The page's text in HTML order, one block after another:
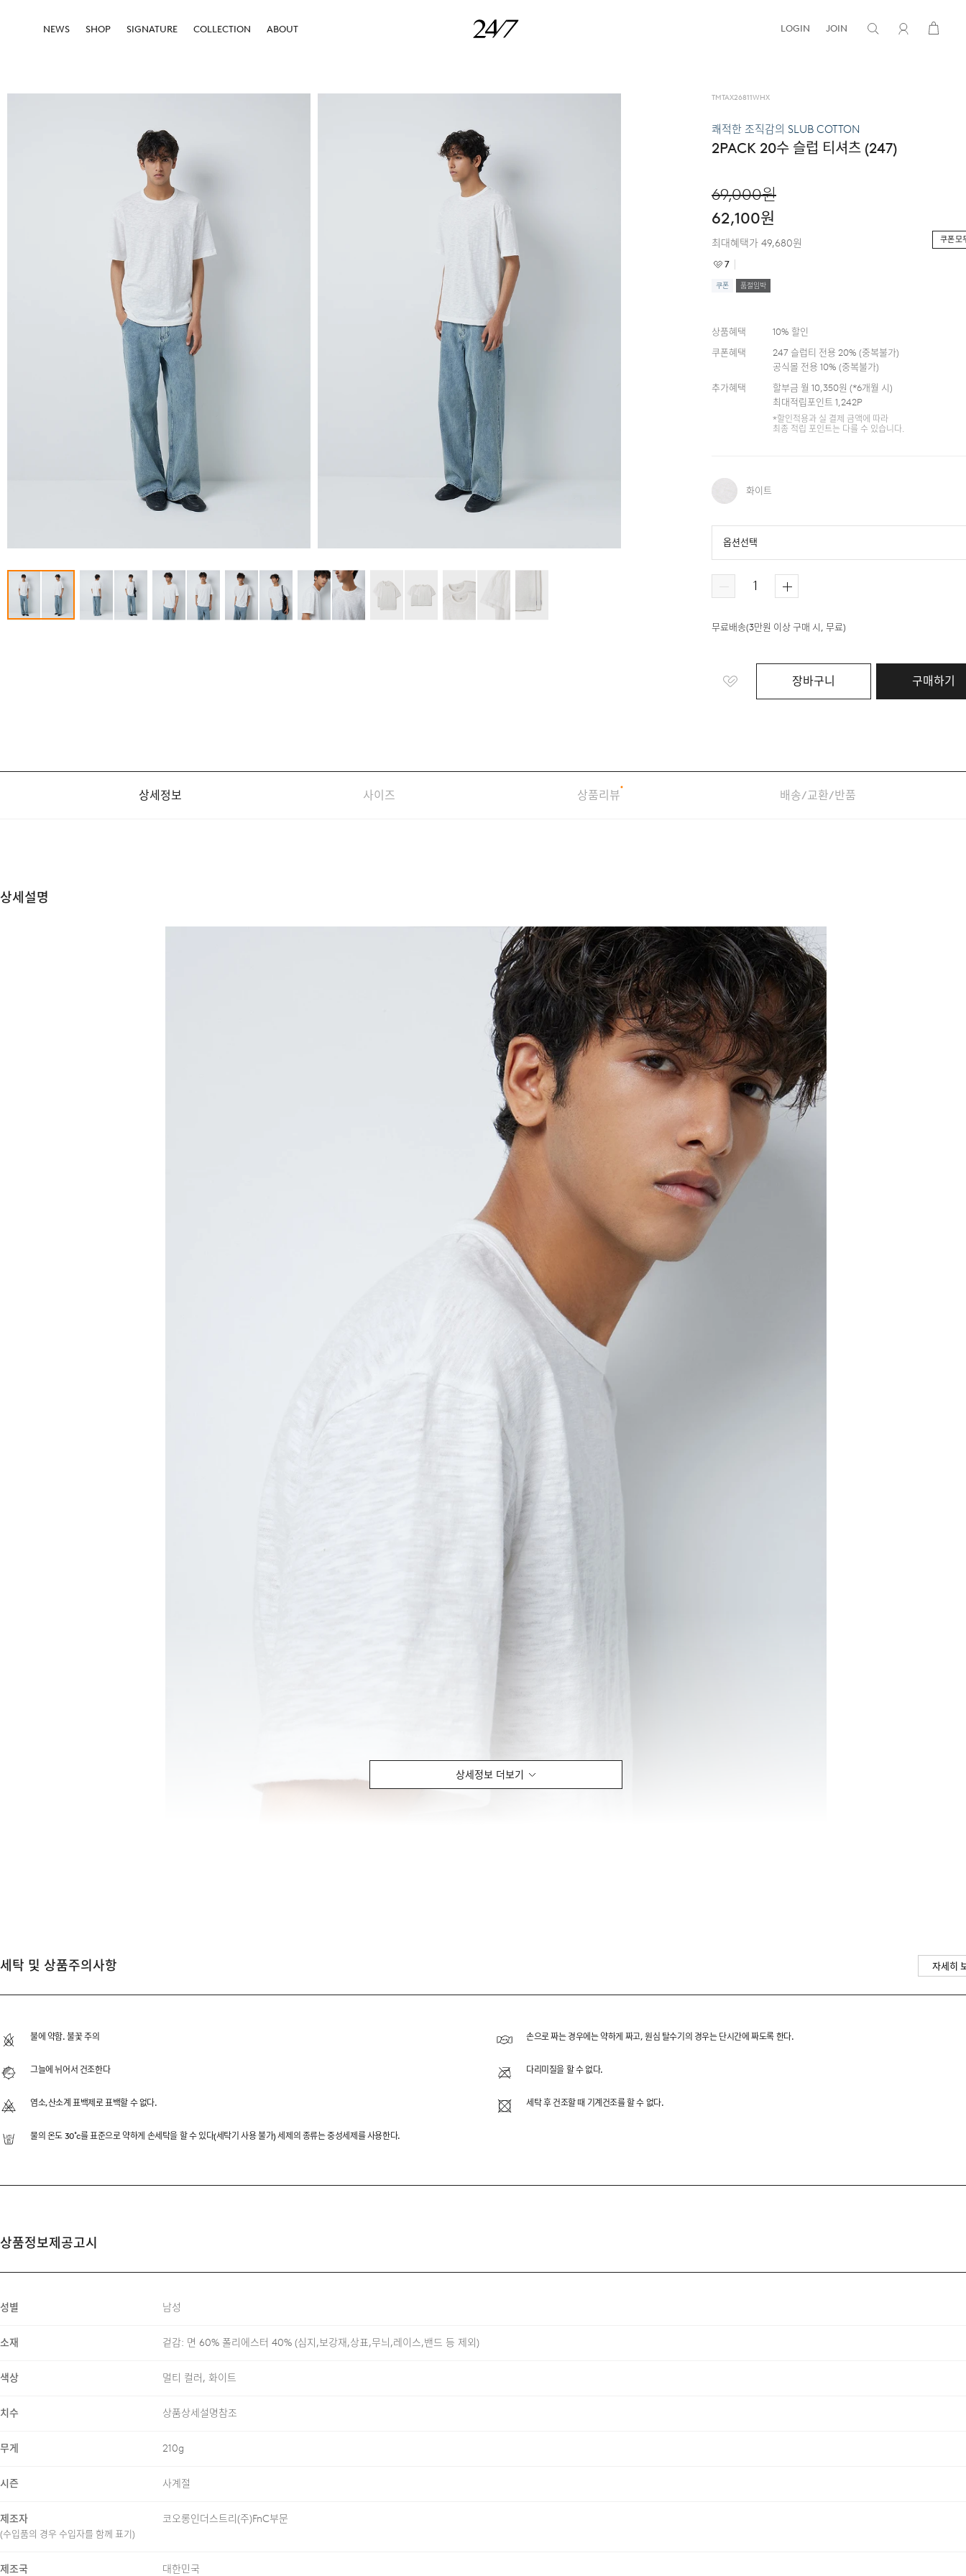
NEWS SHOP SIGNATURE COLLECTION ABOUT LOGIN JOIN
TMTAX26811WHX
쾌적한 조직감의 SLUB COTTON
2PACK 20수 슬럽 티셔츠 (247)
62,100원
69,000원
최대혜택가 49,680원 쿠폰 모
7
쿠폰 품절임박
상품혜택 10% 할인
쿠폰혜택
247 슬럽티 전용 20% (중복불가)
공식몰 전용 10% (중복불가)
추가혜택
할부금 월 10,350원 (*6개월 시)
최대적립포인트 1,242P
*할인적용과 실 결제 금액에 따라
최종 적립 포인트는 다를 수 있습니다.
화이트
화이트 멀티 컬러
옵션선택
무료배송(3만원 이상 구매 시, 무료)
장바구니 구매하기
상세정보 사이즈 상품리뷰 배송/교환/반품
상세정보 더보기
상세설명
자연스러운 조직감이 느껴지는 슬럽 원단을 사용해 단품으로도 밋밋하지 않은 분위기를 전달하며, 부담 없이 매일 활용하기 좋은
BRAND LABEL DETAIL
혼방 소재를 사용해 부드러운 착용감과 안정적인 내구성을 동시에 느끼실 수 있도록 제작했습니다. 코튼, 폴리에스터 혼용으로
착용하셔도 부담 없는 안정적인 실루엣을 유지합니다.
베이직한 반팔 티셔츠 디자인을 기반으로 다양한 스타일에 자연스럽게 활용할 수 있도록 제작했습니다. 전체적으로 편안한
세탁 및 상품주의사항 자세히
불에 약함. 불꽃 주의 손으로 짜는 경우에는 약하게 짜고, 원심 탈수기의 경우는 단시간에 짜도록 한다.
그늘에 뉘어서 건조한다 다리미질을 할 수 없다.
염소,산소계 표백제로 표백할 수 없다. 세탁 후 건조할 때 기계건조를 할 수 없다.
물의 온도 30˚c를 표준으로 약하게 손세탁을 할 수 있다(세탁기 사용 불가) 세제의 종류는 중성세제를 사용한다.
상품정보제공고시
성별 남성
소재 겉감: 면 60% 폴리에스터 40% (심지,보강재,상표,무늬,레이스,밴드 등 제외)
색상 멀티 컬러, 화이트
치수 상품상세설명참조
무게 210g
시즌 사계절
제조자
(수입품의 경우 수입자를 함께 표기)
코오롱인더스트리(주)FnC부문
제조국 대한민국